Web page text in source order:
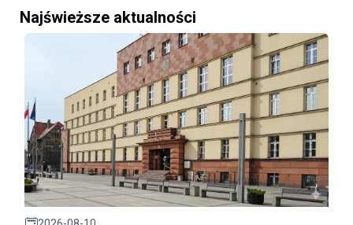
Najświeższe aktualności